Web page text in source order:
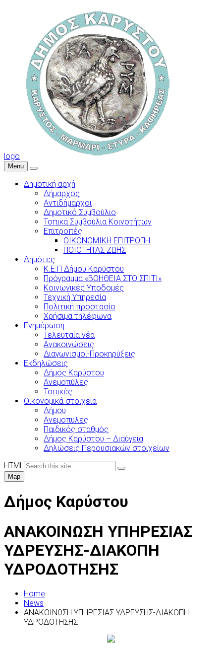
logo
Menu
Δημοτική αρχή
Δήμαρχος
Αντιδήμαρχοι
Δημοτικό Συμβούλιο
Τοπικά Συμβούλια Κοινοτήτων
Επιτροπές
ΟΙΚΟΝΟΜΙΚΗ ΕΠΙΤΡΟΠΗ
ΠΟΙΟΤΗΤΑΣ ΖΩΗΣ
Δημότες
Κ.Ε.Π Δήμου Καρύστου
Πρόγραμμα «ΒΟΗΘΕΙΑ ΣΤΟ ΣΠΙΤΙ»
Κοινωνικές Υποδομές
Τεχνική Υπηρεσία
Πολιτική προστασία
Χρήσιμα τηλέφωνα
Ενημέρωση
Τελευταία νέα
Ανακοινώσεις
Διαγωνισμοί-Προκηρύξεις
Εκδηλώσεις
Δήμος Καρύστου
Ανεμοπύλες
Τοπικές
Οικονομικά στοιχεία
Δήμου
Ανεμοπυλες
Παιδικός σταθμός
Δήμος Καρύστου – Διαύγεια
Δηλώσεις Περουσιακών στοιχείων
HTML
Map
Δήμος Καρύστου
ΑΝΑΚΟΙΝΩΣΗ ΥΠΗΡΕΣΙΑΣ
ΥΔΡΕΥΣΗΣ-ΔΙΑΚΟΠΗ
ΥΔΡΟΔΟΤΗΣΗΣ
Home
News
ΑΝΑΚΟΙΝΩΣΗ ΥΠΗΡΕΣΙΑΣ ΥΔΡΕΥΣΗΣ-ΔΙΑΚΟΠΗ
ΥΔΡΟΔΟΤΗΣΗΣ